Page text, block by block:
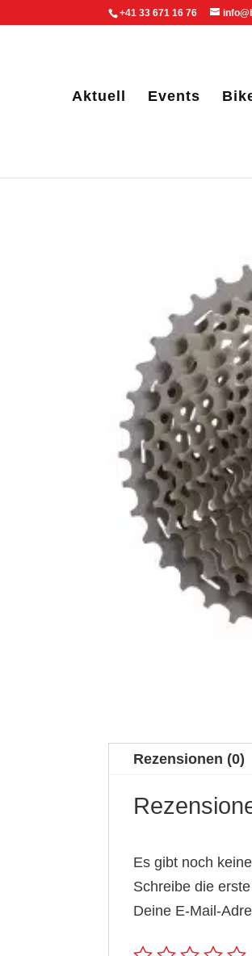
+41 33 671 16 76
Aktuell Events
Rezensionen (0)
Es gibt noch
Schreibe die
Deine E-Mail-